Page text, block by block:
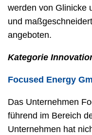
werden von Glinicke
und
angeboten.
Kategorie
Focused Energy
Das Unternehmen
führend im Bereich
Unternehmen hat